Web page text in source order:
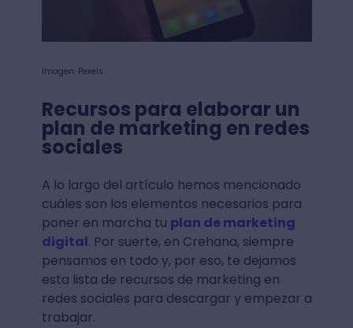
Imagen: Pexels
Recursos para elaborar un
plan de marketing en redes
sociales
A lo largo del artículo hemos mencionado
cuáles son los elementos necesarios para
poner en marcha tu plan de marketing
digital. Por suerte, en Crehana, siempre
pensamos en todo y, por eso, te dejamos
esta lista de recursos de marketing en
redes sociales para descargar y empezar a
trabajar.